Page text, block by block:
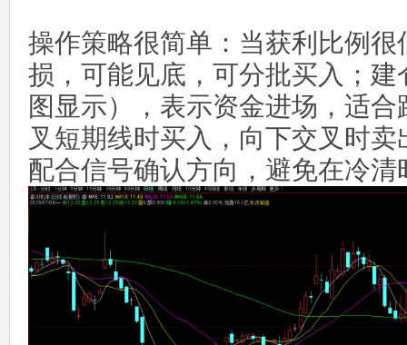
操作策略很简单：当获利比例
损，可能见底，可分批买入；
图显示），表示资金进场，适
叉短期线时买入，向下交叉时
配合信号确认方向，避免在冷清